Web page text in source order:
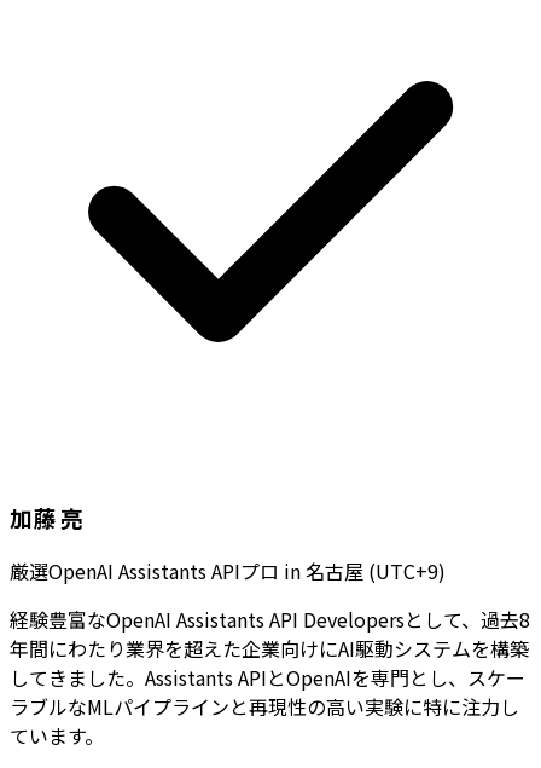
加藤 亮
厳選OpenAI Assistants APIプロ in 名古屋 (UTC+9)
経験豊富なOpenAI Assistants API Developersとして、過去8
年間にわたり業界を超えた企業向けにAI駆動システムを構築
してきました。Assistants APIとOpenAIを専門とし、スケー
ラブルなMLパイプラインと再現性の高い実験に特に注力し
ています。